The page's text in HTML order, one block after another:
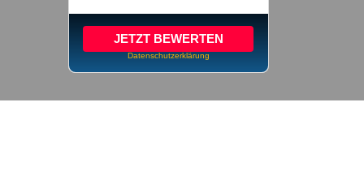
JETZT BEWERTEN
Datenschutzerklärung